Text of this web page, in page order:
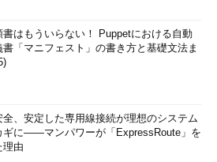
書はもういらない！ Puppetにおける自動
書「マニフェスト」の書き方と基礎文法ま
全、安定した専用線接続が理想のシステム
ギに――マンパワーが「ExpressRoute」を
理由